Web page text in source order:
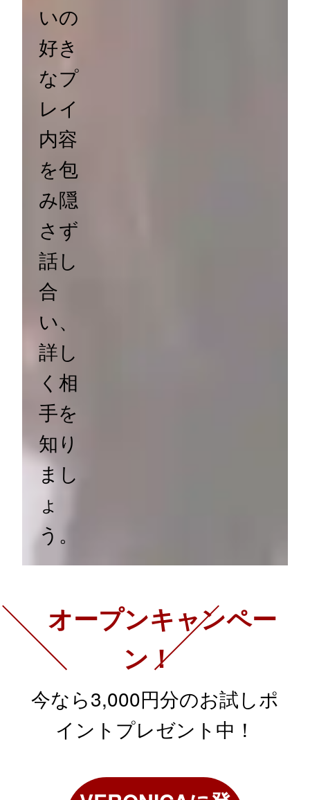
いの
好き
なプ
レイ
内容
を包
み隠
さず
話し
合
い、
詳し
く相
手を
知り
まし
ょ
う。
オープンキャンペー
ン！
今なら3,000円分のお試しポ
イントプレゼント中！